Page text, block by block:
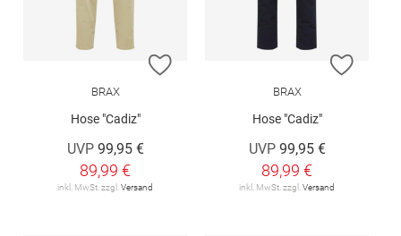
ZUR WUNSCHLISTE HINZUFÜGEN
BRAX
Hose "Cadiz"
UVP 99,95 €
89,99 €
inkl. MwSt. zzgl. Versand
ZUR
BRAX
Hose "Cadiz"
UVP 99,95 €
89,99 €
inkl. MwSt. zzgl. Versand